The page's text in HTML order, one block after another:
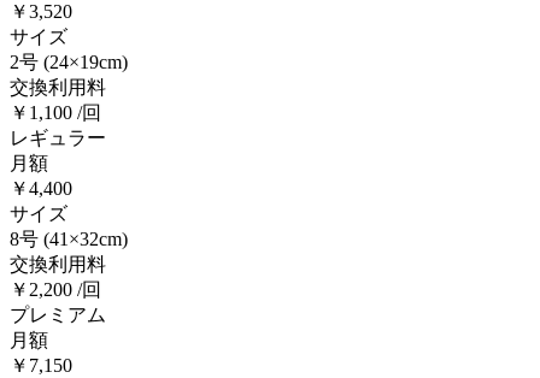
￥3,520
サイズ
2号 (24×19cm)
交換利用料
￥1,100 /回
レギュラー
月額
￥4,400
サイズ
8号 (41×32cm)
交換利用料
￥2,200 /回
プレミアム
月額
￥7,150